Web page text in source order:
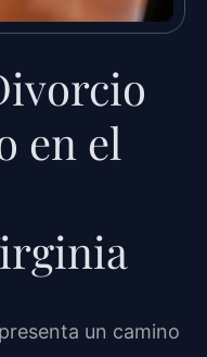
en el
un camino